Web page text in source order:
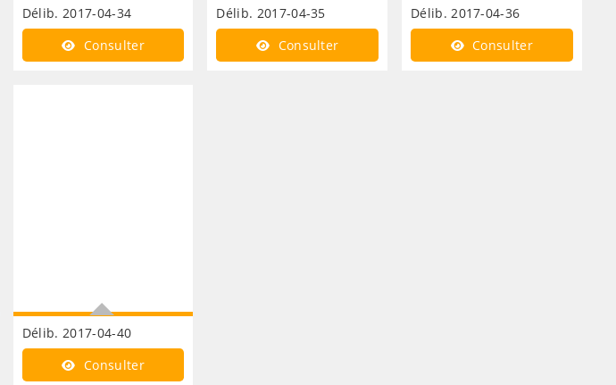
Délib. 2017-04-34
Territoire 62 avenant traité
de concession
Consulter
Délib. 2017-04-35
Bio Cambrésis subvention
Consulter
Délib. 2017-04-36
SubventionsConsulter
Délib. 2017-04-40
Médiathèque cambrai
calling
Consulter